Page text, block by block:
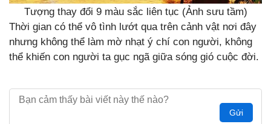
Tượng thay đổi 9 màu sắc liên tục (Ảnh sưu tầm)
Thời gian có thể vô tình lướt qua trên cảnh vật nơi đây
nhưng không thể làm mờ nhạt ý chí con người, không
thể khiến con người ta gục ngã giữa sóng gió cuộc đời.
Gửi